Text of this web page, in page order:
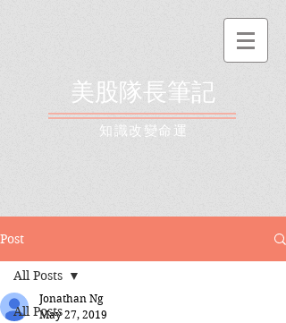
美股隊長筆記
​知識改變命運
Post
All Posts
All Posts
Jonathan Ng
May 27, 2019